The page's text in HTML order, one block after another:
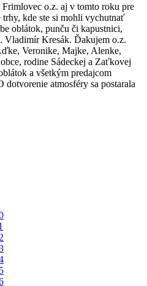
o.z. aj v tomto roku pre
kde ste si mohli vychutnať
oblátok, punču či kapustnici,
Vladimír Kresák. Ďakujem o.z.
Veronike, Majke, Alenke,
rodine Sádeckej a Zaťkovej
a všetkým predajcom
dotvorenie atmosféry sa postarala